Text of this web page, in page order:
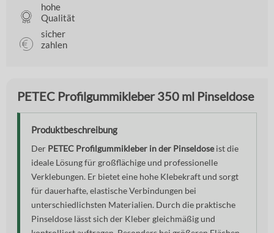
hohe
Qualität
sicher
zahlen
PETEC Profilgummikleber 350 ml Pinseldose
Produktbeschreibung
Der PETEC Profilgummikleber in der Pinseldoseist die
ideale Lösung für großflächige und professionelle
Verklebungen. Er bietet eine hohe Klebekraft und sorgt
für dauerhafte, elastische Verbindungen bei
unterschiedlichsten Materialien. Durch die praktische
Pinseldose lässt sich der Kleber gleichmäßig und